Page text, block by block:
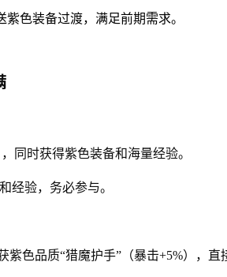
色装备过渡，满足前期需求。
同时获得紫色装备和海量经验。
经验，务必参与。
色品质“猎魔护手”（暴击+5%），直